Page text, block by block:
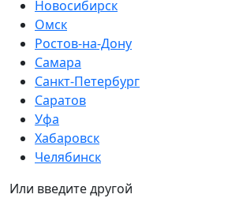
Новосибирск
Омск
Ростов-на-Дону
Самара
Санкт-Петербург
Саратов
Уфа
Хабаровск
Челябинск
Или введите другой